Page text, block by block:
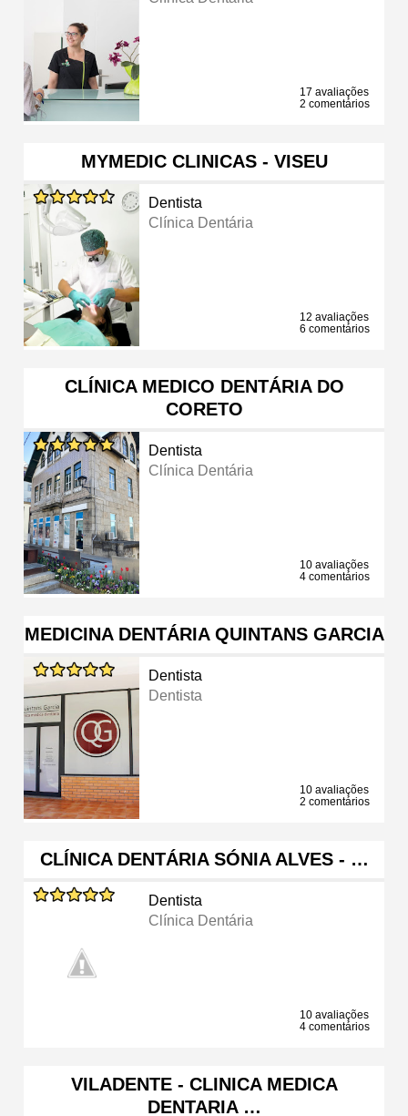
17 avaliações
2 comentários
MYMEDIC CLINICAS - VISEU
Dentista
Clínica Dentária
12 avaliações
6 comentários
CLÍNICA MEDICO DENTÁRIA DO
CORETO
Dentista
Clínica Dentária
10 avaliações
4 comentários
MEDICINA DENTÁRIA QUINTANS GARCIA
Dentista
Dentista
10 avaliações
2 comentários
CLÍNICA DENTÁRIA SÓNIA ALVES - …
Dentista
Clínica Dentária
10 avaliações
4 comentários
VILADENTE - CLINICA MEDICA
DENTARIA …